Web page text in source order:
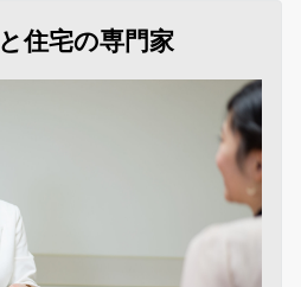
住宅の専門家